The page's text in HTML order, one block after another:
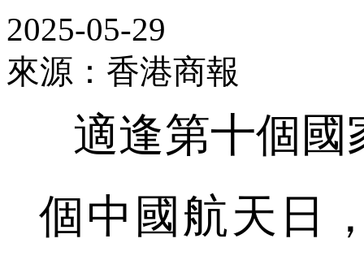
2025-05-29
來源：香港商報
適逢第十個國
個中國航天日